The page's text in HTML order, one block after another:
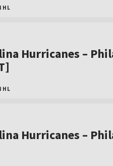
Hurricanes –
Hurricanes –